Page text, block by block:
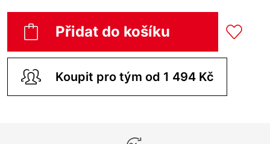
Přidat do košíku
Koupit pro tým od 1 494 Kč